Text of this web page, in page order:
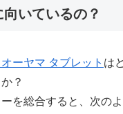
向いているの？
ーヤマ タブレット は
？
を総合すると、次の